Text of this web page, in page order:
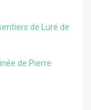
de Lure de
de Pierre